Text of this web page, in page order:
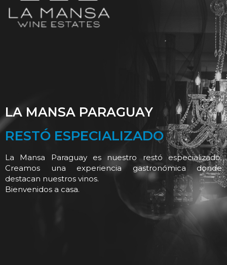
LA MANSA PARAGUAY
RESTÓ ESPECIALIZADO
La Mansa Paraguay es nuestro restó especializado.
Creamos una experiencia gastronómica donde
destacan nuestros vinos.
Bienvenidos a casa.